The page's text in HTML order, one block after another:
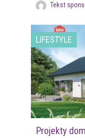
Tekst
LIFESTYLE
Projekty